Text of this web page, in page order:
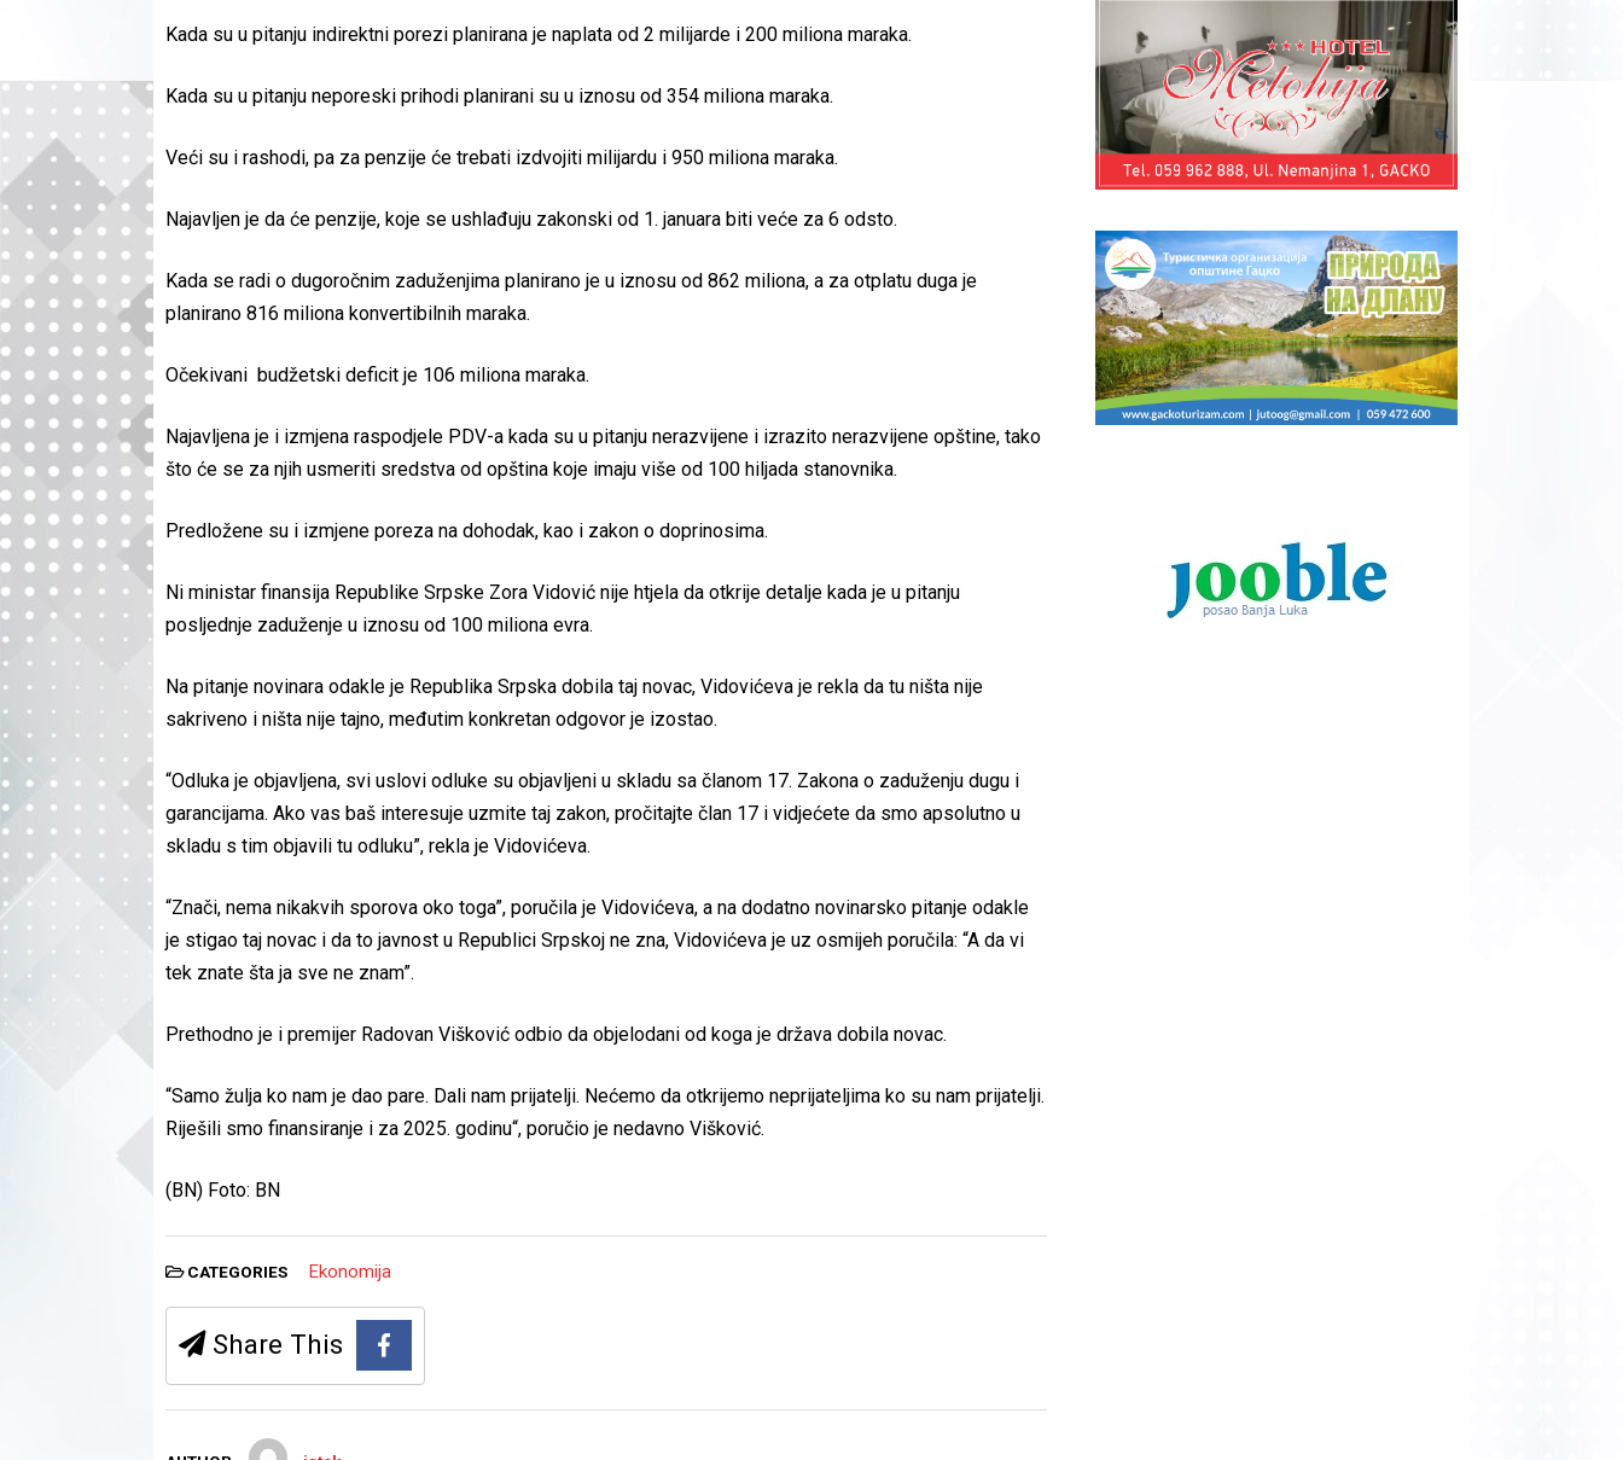
Kada su u pitanju indirektni porezi planirana je naplata od 2 milijarde i 200 miliona maraka.
Kada su u pitanju neporeski prihodi planirani su u iznosu od 354 miliona maraka.
Veći su i rashodi, pa za penzije će trebati izdvojiti milijardu i 950 miliona maraka.
Najavljen je da će penzije, koje se ushlađuju zakonski od 1. januara biti veće za 6 odsto.
Kada se radi o dugoročnim zaduženjima planirano je u iznosu od 862 miliona, a za otplatu duga je
planirano 816 miliona konvertibilnih maraka.
Očekivani budžetski deficit je 106 miliona maraka.
Najavljena je i izmjena raspodjele PDV-a kada su u pitanju nerazvijene i izrazito nerazvijene opštine, tako
što će se za njih usmeriti sredstva od opština koje imaju više od 100 hiljada stanovnika.
Predložene su i izmjene poreza na dohodak, kao i zakon o doprinosima.
Ni ministar finansija Republike Srpske Zora Vidović nije htjela da otkrije detalje kada je u pitanju
posljednje zaduženje u iznosu od 100 miliona evra.
Na pitanje novinara odakle je Republika Srpska dobila taj novac, Vidovićeva je rekla da tu ništa nije
sakriveno i ništa nije tajno, međutim konkretan odgovor je izostao.
“Odluka je objavljena, svi uslovi odluke su objavljeni u skladu sa članom 17. Zakona o zaduženju dugu i
garancijama. Ako vas baš interesuje uzmite taj zakon, pročitajte član 17 i vidjećete da smo apsolutno u
skladu s tim objavili tu odluku”, rekla je Vidovićeva.
“Znači, nema nikakvih sporova oko toga”, poručila je Vidovićeva, a na dodatno novinarsko pitanje odakle
je stigao taj novac i da to javnost u Republici Srpskoj ne zna, Vidovićeva je uz osmijeh poručila: “A da vi
tek znate šta ja sve ne znam”.
Prethodno je i premijer Radovan Višković odbio da objelodani od koga je država dobila novac.
“Samo žulja ko nam je dao pare. Dali nam prijatelji. Nećemo da otkrijemo neprijateljima ko su nam prijatelji.
Riješili smo finansiranje i za 2025. godinu“, poručio je nedavno Višković.
(BN) Foto: BN
CATEGORIES Ekonomija
Share This